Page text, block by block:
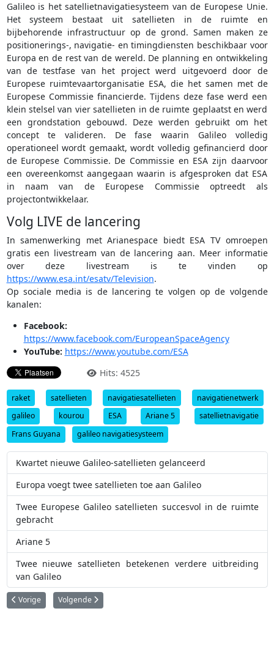
Galileo is het satellietnavigatiesysteem van de Europese Unie.
Het systeem bestaat uit satellieten in de ruimte en
bijbehorende infrastructuur op de grond. Samen maken ze
positionerings-, navigatie- en timingdiensten beschikbaar voor
Europa en de rest van de wereld. De planning en ontwikkeling
van de testfase van het project werd uitgevoerd door de
Europese ruimtevaartorganisatie ESA, die het samen met de
Europese Commissie financierde. Tijdens deze fase werd een
klein stelsel van vier satellieten in de ruimte geplaatst en werd
een grondstation gebouwd. Deze werden gebruikt om het
concept te valideren. De fase waarin Galileo volledig
operationeel wordt gemaakt, wordt volledig gefinancierd door
de Europese Commissie. De Commissie en ESA zijn daarvoor
een overeenkomst aangegaan waarin is afgesproken dat ESA
in naam van de Europese Commissie optreedt als
projectontwikkelaar.
Volg LIVE de lancering
In samenwerking met Arianespace biedt ESA TV omroepen
gratis een livestream van de lancering aan. Meer informatie
over deze livestream is te vinden op
https://www.esa.int/esatv/Television.
Op sociale media is de lancering te volgen op de volgende
kanalen:
Facebook:
https://www.facebook.com/EuropeanSpaceAgency
YouTube: https://www.youtube.com/ESA
Hits: 4525
raket satellieten navigatiesatellieten
navigatienetwerk
galileo
kourou ESA Ariane 5
satellietnavigatie
Frans Guyana
galileo navigatiesysteem
Kwartet nieuwe Galileo-satellieten gelanceerd
Europa voegt twee satellieten toe aan Galileo
Twee Europese Galileo satellieten succesvol in de ruimte
gebracht
Ariane 5
Twee nieuwe satellieten betekenen verdere uitbreiding
van Galileo
Vorig artikel: NASA brengt Parker Solar Probe succesvol in de ruimte
Vorige Volgende artikel: Studenten bouwen raket voor onderzoek
Volgende